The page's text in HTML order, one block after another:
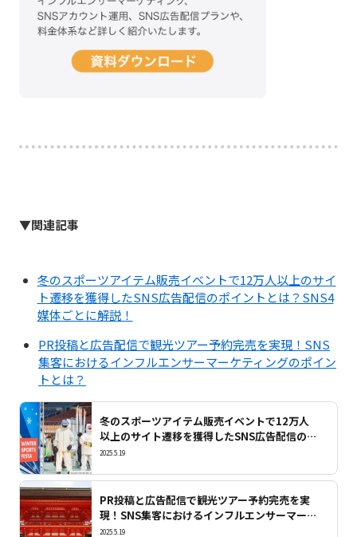
▼関連記事
冬のスポーツアイテム販売イベントで12万人以上のサイ
ト遷移を獲得したSNS広告配信のポイントとは？SNS4
媒体ごとに解説！
PR投稿と広告配信で観光ツアー予約完売を実現！SNS
集客におけるインフルエンサーマーケティングのポイン
トとは？
冬のスポーツアイテム販売イベントで12万人
以上のサイト遷移を獲得したSNS広告配信のポ
イントとは？SNS4媒体ごとに解説！
2025.5.19
PR投稿と広告配信で観光ツアー予約完売を実
現！SNS集客におけるインフルエンサーマーケ
ティングのポイントとは？
2025.5.19